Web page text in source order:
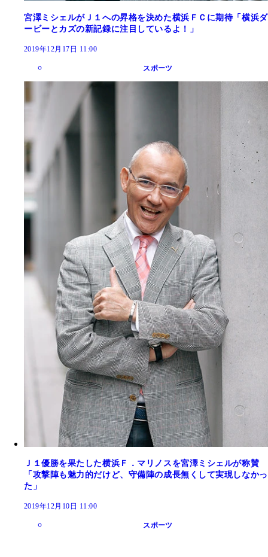
宮澤ミシェルがＪ１への昇格を決めた横浜ＦＣに期待「横浜ダ
ービーとカズの新記録に注目しているよ！」
2019年12月17日 11:00
スポーツ
Ｊ１優勝を果たした横浜Ｆ．マリノスを宮澤ミシェルが称賛
「攻撃陣も魅力的だけど、守備陣の成長無くして実現しなかっ
た」
2019年12月10日 11:00
スポーツ